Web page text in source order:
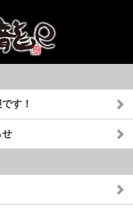
す！
せ